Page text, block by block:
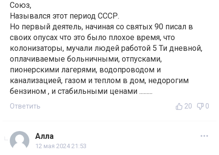
Союз,
Назывался этот период СССР.
Но первый деятель, начиная со святых 90 писал в
своих опусах что это было плохое время, что
колонизаторы, мучали людей работой 5 Ти дневной,
оплачиваемые больничными, отпусками,
пионерскими лагерями, водопроводом и
канализацией, газом и теплом в дом, недорогим
бензином , и стабильными ценами .........
Ответить 20 0
Алла
12 мая 2024 21:53